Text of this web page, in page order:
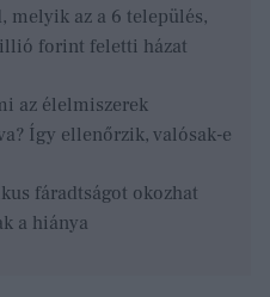
melyik az a 6 település,
forint feletti házat
az élelmiszerek
Így ellenőrzik, valósak-e
fáradtságot okozhat
a hiánya